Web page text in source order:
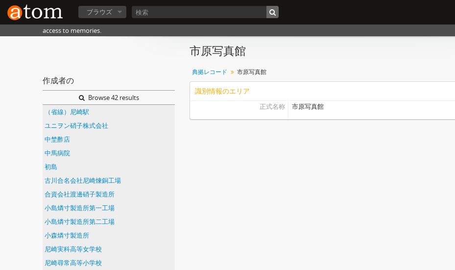
ブラウズ
access to memories.
作成者の
Browse 42 results
（省線）尼崎駅
ユニヲン硝子株式会社
中埜酢店
中馬病院
初島
古川合名会社尼崎煉銅工場
合資会社渡邊硝子製造所
小島燐寸製造所第一工場
小島燐寸製造所第二工場
小森燐寸製造所
尼崎実科高等女学校
尼崎尋常高等小学校
市原写真館
典拠レコード 市原写真館
識別情報のエリア
正式名称 市原写真館